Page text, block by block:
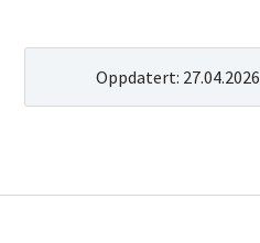
Oppdatert: 27.04.2026